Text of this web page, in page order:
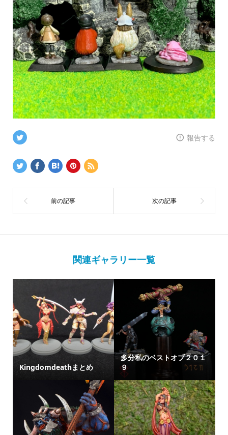
報告する
関連ギャラリー一覧
Kingdomdeathまとめ
多分私のベストオブ２０１
９